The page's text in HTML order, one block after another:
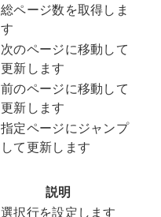
総ページ数を取得しま
す
次のページに移動して
更新します
前のページに移動して
更新します
指定ページにジャンプ
して更新します
説明
選択行を設定します